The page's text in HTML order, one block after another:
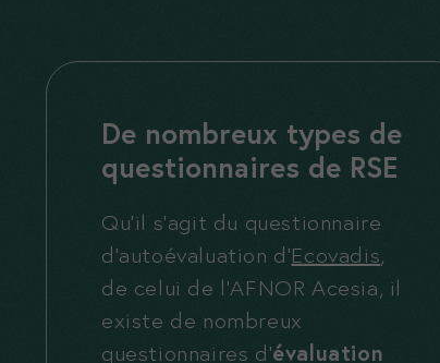
De nombreux types de
questionnaires de RSE
Qu’il s’agit du questionnaire
d’autoévaluation d’Ecovadis,
de celui de l’AFNOR Acesia, il
existe de nombreux
questionnaires d’évaluation